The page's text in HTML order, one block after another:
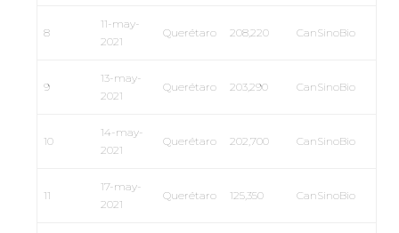
8
11-may-
2021
Querétaro 208,220 CanSinoBio
9
13-may-
2021
Querétaro 203,290 CanSinoBio
10
14-may-
2021
Querétaro 202,700 CanSinoBio
11
17-may-
2021
Querétaro 125,350 CanSinoBio